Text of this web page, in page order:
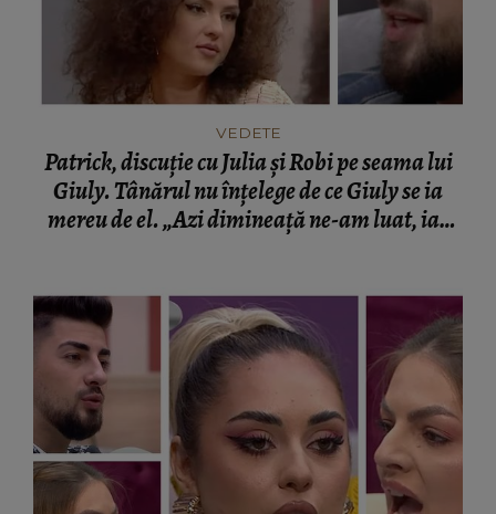
VEDETE
Patrick, discuție cu Julia și Robi pe seama lui
Giuly. Tânărul nu înțelege de ce Giuly se ia
mereu de el. „Azi dimineață ne-am luat, iar